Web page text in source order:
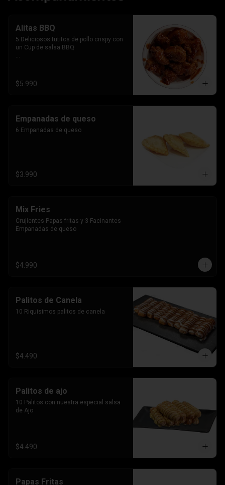
Alitas BBQ
5 Deliciosos tutitos de pollo crispy con
un Cup de salsa BBQ
agregues el BBQ que gustes
$5.990
Empanadas de queso
6 Empanadas de queso
$3.990
Mix Fries
Crujientes Papas fritas y 3 Facinantes
Empanadas de queso
$4.990
Palitos de Canela
10 Riquisimos palitos de canela
$4.490
Palitos de ajo
10 Palitos con nuestra especial salsa
de Ajo
$4.490
Papas Fritas